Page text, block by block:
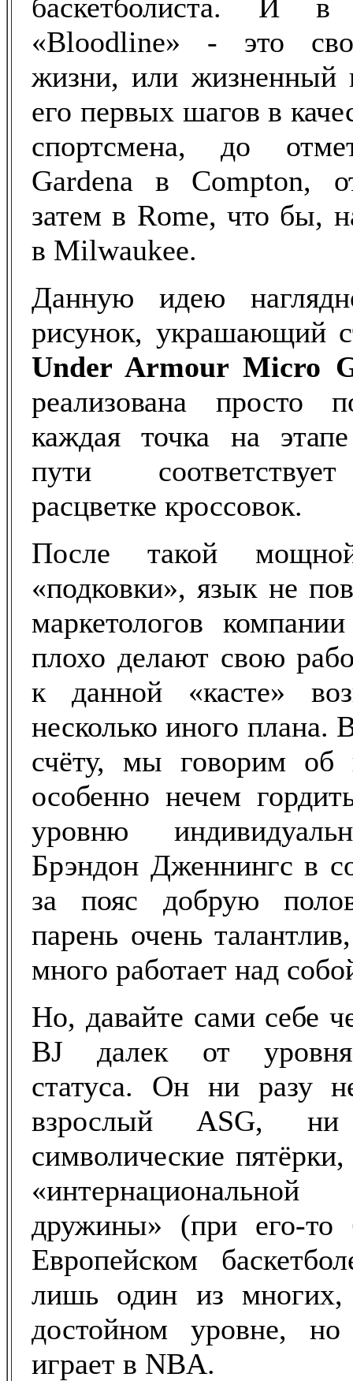
баскетболиста. И
«Bloodline» - это
жизни, или жизненный
его первых шагов в
спортсмена, до
Gardena в Compton,
затем в Rome, что бы,
в Milwaukee.
Данную идею
рисунок, украшающий
UnderArmourMicro
реализована просто
каждая точка на
пути
расцветке кроссовок.
После такой мощной
«подковки», язык не
маркетологов
плохо делают свою
к данной «касте»
несколько иного плана.
счёту, мы говорим об
особенно нечем
уровню
Брэндон Дженнингс в
за пояс добрую
парень очень
много работает над
Но, давайте сами себе
BJ далек от уровня
статуса. Он ни разу
взрослый ASG,
символические
дружины» (при его-то
Европейском
лишь один из
достойном уровне, но
играет в NBA.